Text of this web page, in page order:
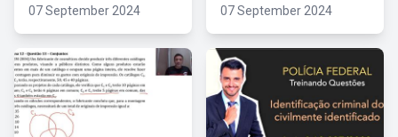
07 September 2024 07 September 2024